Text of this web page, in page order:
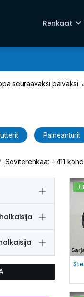
Renkaat
seuraavaksi
Paineanturit
Soviterenkaat- 411